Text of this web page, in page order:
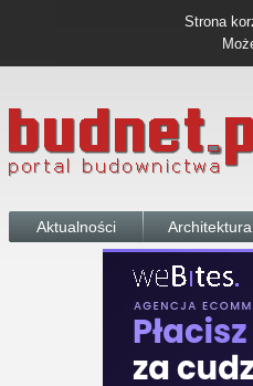
Strona
Aktualności Architektura